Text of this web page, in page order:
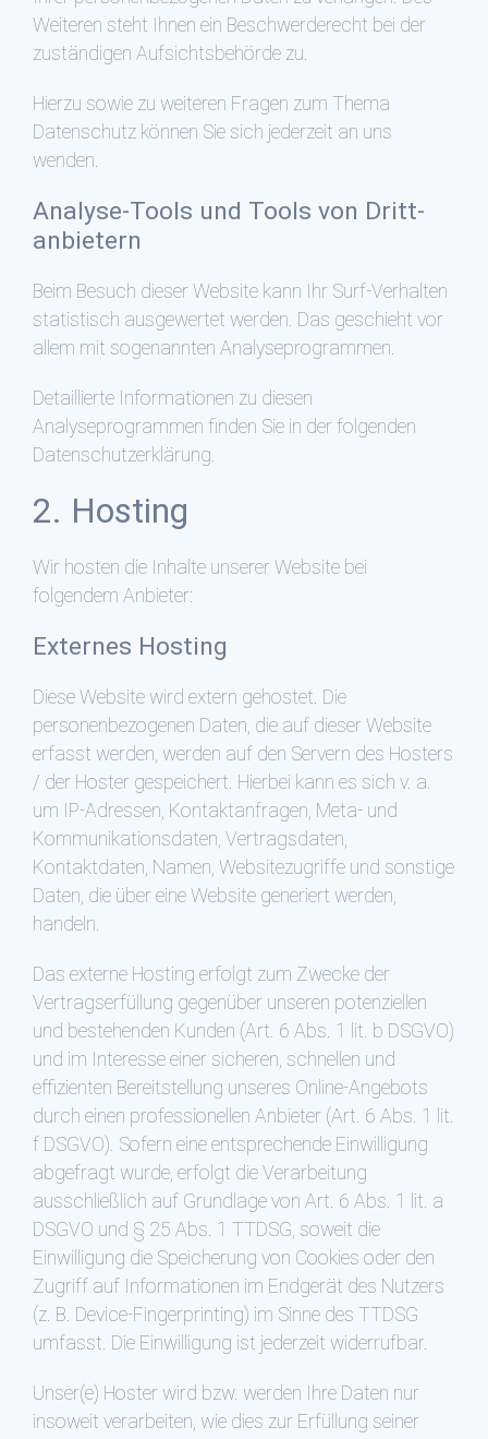
Weiteren steht Ihnen ein Beschwerderecht bei der
zuständigen Aufsichtsbehörde zu.
Hierzu sowie zu weiteren Fragen zum Thema
Datenschutz können Sie sich jederzeit an uns
wenden.
Analyse-Tools und Tools von Dritt­
anbietern
Beim Besuch dieser Website kann Ihr Surf-Verhalten
statistisch ausgewertet werden. Das geschieht vor
allem mit sogenannten Analyseprogrammen.
Detaillierte Informationen zu diesen
Analyseprogrammen finden Sie in der folgenden
Datenschutzerklärung.
2. Hosting
Wir hosten die Inhalte unserer Website bei
folgendem Anbieter:
Externes Hosting
Diese Website wird extern gehostet. Die
personenbezogenen Daten, die auf dieser Website
erfasst werden, werden auf den Servern des Hosters
/ der Hoster gespeichert. Hierbei kann es sich v. a.
um IP-Adressen, Kontaktanfragen, Meta- und
Kommunikationsdaten, Vertragsdaten,
Kontaktdaten, Namen, Websitezugriffe und sonstige
Daten, die über eine Website generiert werden,
handeln.
Das externe Hosting erfolgt zum Zwecke der
Vertragserfüllung gegenüber unseren potenziellen
und bestehenden Kunden (Art. 6 Abs. 1 lit. b DSGVO)
und im Interesse einer sicheren, schnellen und
effizienten Bereitstellung unseres Online-Angebots
durch einen professionellen Anbieter (Art. 6 Abs. 1 lit.
f DSGVO). Sofern eine entsprechende Einwilligung
abgefragt wurde, erfolgt die Verarbeitung
ausschließlich auf Grundlage von Art. 6 Abs. 1 lit. a
DSGVO und § 25 Abs. 1 TTDSG, soweit die
Einwilligung die Speicherung von Cookies oder den
Zugriff auf Informationen im Endgerät des Nutzers
(z. B. Device-Fingerprinting) im Sinne des TTDSG
umfasst. Die Einwilligung ist jederzeit widerrufbar.
Unser(e) Hoster wird bzw. werden Ihre Daten nur
insoweit verarbeiten, wie dies zur Erfüllung seiner